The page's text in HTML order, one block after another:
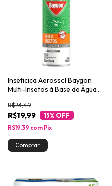
Inseticida Aerossol Baygon
Multi-Insetos à Base de Água
R$19,99
R$23,49
15% OFF
R$19,39 com Pix